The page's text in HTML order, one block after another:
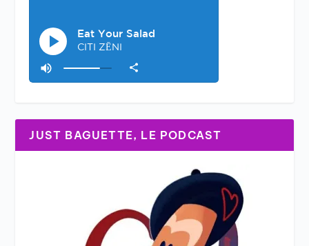
JUST BAGUETTE, LE PODCAST